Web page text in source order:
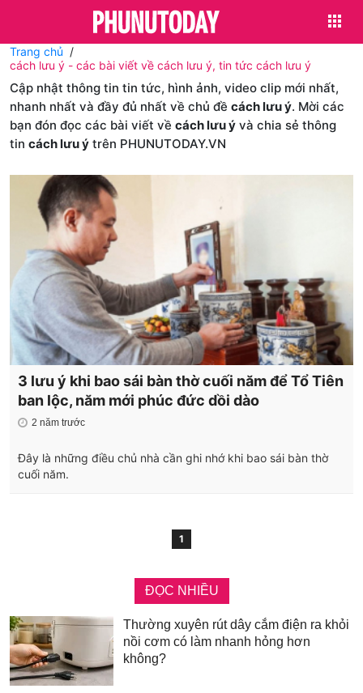
Trang chủ
cách lưu ý - các bài viết về cách lưu ý, tin tức cách lưu ý
Cập nhật thông tin tin tức, hình ảnh, video clip mới nhất,
nhanh nhất và đầy đủ nhất về chủ đề cách lưu ý. Mời các
bạn đón đọc các bài viết về cách lưu ý và chia sẻ thông
tin cách lưu ý trên PHUNUTODAY.VN
3 lưu ý khi bao sái bàn thờ cuối năm để Tổ Tiên
ban lộc, năm mới phúc đức dồi dào
2 năm trước
Đây là những điều chủ nhà cần ghi nhớ khi bao sái bàn thờ
cuối năm.
1
ĐỌC NHIỀU
Thường xuyên rút dây cắm điện ra khỏi
nồi cơm có làm nhanh hỏng hơn
không?